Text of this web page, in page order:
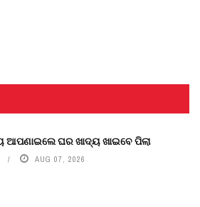
ଆପଣାଇଲେ ଘର ଖାଦ୍ୟ ଖାଇବେ ପିଲା
AUG 07, 2026